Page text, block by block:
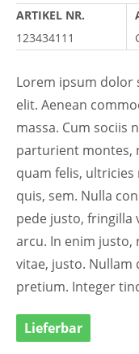
ARTIKEL NR.
123434111
Lorem ipsum dolor
elit. Aenean
massa. Cum sociis
parturient montes,
quam felis,
quis, sem. Nulla
pede justo, fringilla
arcu. In enim justo,
vitae, justo. Nullam
pretium. Integer
Lieferbar